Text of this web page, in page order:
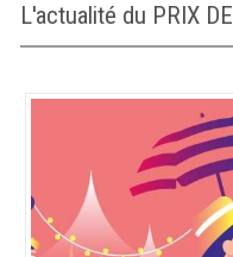
L'actualité du PRIX